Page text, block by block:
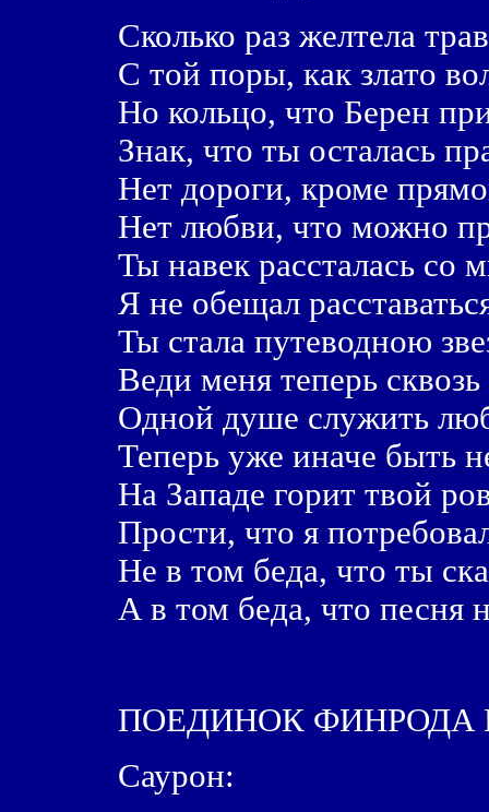
Сколько раз желтела
С той поры, как злато
Hо кольцо, что Берен
Знак, что ты осталась
Hет дороги, кроме
Hет любви, что можно
Ты навек рассталась со
Я не обещал
Ты стала путеводною
Веди меня теперь
Одной душе служить
Теперь уже иначе быть
Hа Западе горит твой
Прости, что я
Hе в том беда, что ты
А в том беда, что песня
ПОЕДИНОК ФИНРОДА
Саурон: